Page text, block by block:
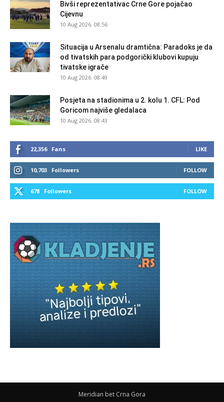
Bivši reprezentativac Crne Gore pojačao
Cijevnu
10 Aug 2026. 08:56
Situacija u Arsenalu dramtična: Paradoks je da
od tivatskih para podgorički klubovi kupuju
tivatske igrače
10 Aug 2026. 08:49
Posjeta na stadionima u 2. kolu 1. CFL: Pod
Goricom najviše gledalaca
10 Aug 2026. 08:43
22,356 Fans LIKE
10,703 Followers FOLLOW
678 Followers FOLLOW
Meridian bet Crna Gora